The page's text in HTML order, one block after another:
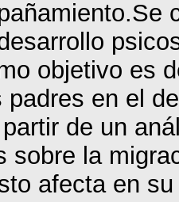
objetivo es
padres en el
de un
sobre la
afecta en